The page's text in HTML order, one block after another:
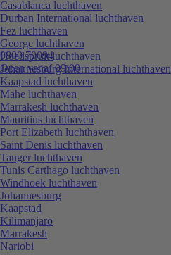
0800 70094
Open vanaf 09:00
Casablanca luchthaven
Durban International luchthaven
Fez luchthaven
George luchthaven
Hoedspruit luchthaven
Johannesburg International luchthaven
Kaapstad luchthaven
Mahe luchthaven
Marrakesh luchthaven
Mauritius luchthaven
Port Elizabeth luchthaven
Saint Denis luchthaven
Tanger luchthaven
Tunis Carthago luchthaven
Windhoek luchthaven
Johannesburg
Kaapstad
Kilimanjaro
Marrakesh
Nariobi